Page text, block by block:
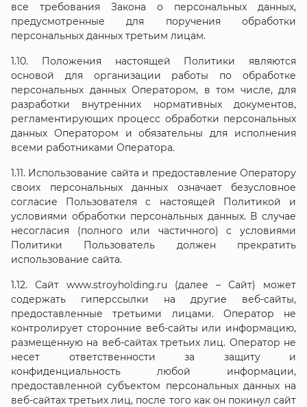
все требования Закона о персональных данных,
предусмотренные для поручения обработки
персональных данных третьим лицам.
1.10. Положения настоящей Политики являются
основой для организации работы по обработке
персональных данных Оператором, в том числе, для
разработки внутренних нормативных документов,
регламентирующих процесс обработки персональных
данных Оператором и обязательны для исполнения
всеми работниками Оператора.
1.11. Использование сайта и предоставление Оператору
своих персональных данных означает безусловное
согласие Пользователя с настоящей Политикой и
условиями обработки персональных данных. В случае
несогласия (полного или частичного) с условиями
Политики Пользователь должен прекратить
использование сайта.
1.12. Сайт www.stroyholding.ru (далее – Сайт) может
содержать гиперссылки на другие веб-сайты,
предоставленные третьими лицами. Оператор не
контролирует сторонние веб-сайты или информацию,
размещенную на веб-сайтах третьих лиц. Оператор не
несет ответственности за защиту и
конфиденциальность любой информации,
предоставленной субъектом персональных данных на
веб-сайтах третьих лиц, после того как он покинул сайт